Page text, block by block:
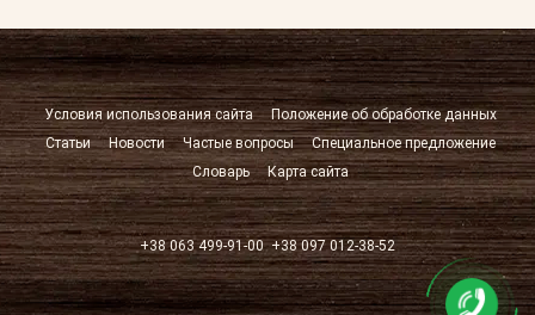
Условия использования сайта
Положение об обработке данных
Статьи
Новости Частые вопросы
Специальное предложение
Словарь
Карта сайта
+38 063 499-91-00 +38 097 012-38-52